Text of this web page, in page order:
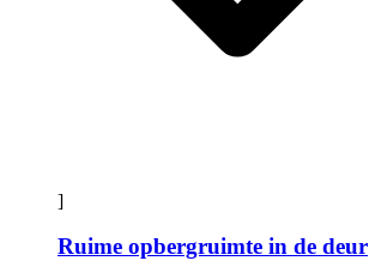
]
Ruime opbergruimte in de deur